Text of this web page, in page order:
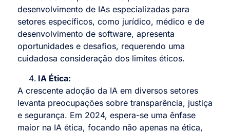
desenvolvimento de IAs especializadas para
setores específicos, como jurídico, médico e de
desenvolvimento de software, apresenta
oportunidades e desafios, requerendo uma
cuidadosa consideração dos limites éticos.
IA Ética:
A crescente adoção da IA em diversos setores
levanta preocupações sobre transparência, justiça
e segurança. Em 2024, espera-se uma ênfase
maior na IA ética, focando não apenas na ética,